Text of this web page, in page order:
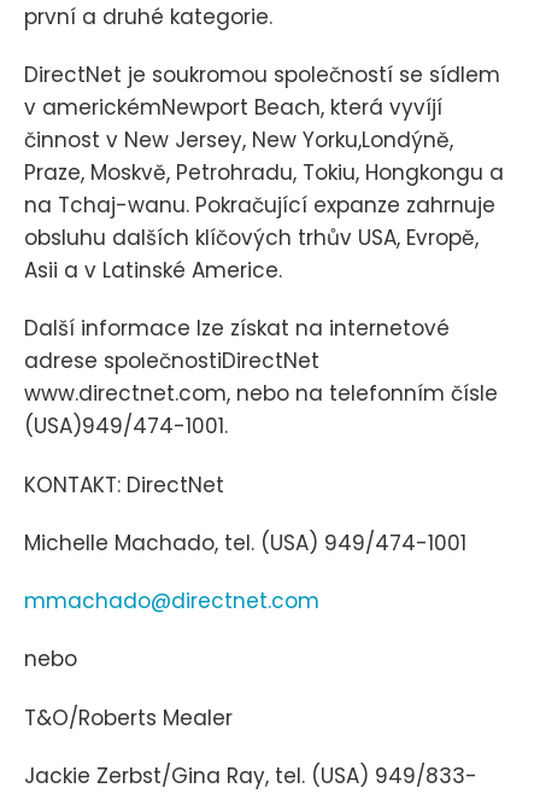
první a druhé kategorie.
DirectNet je soukromou společností se sídlem
v americkémNewport Beach, která vyvíjí
činnost v New Jersey, New Yorku,Londýně,
Praze, Moskvě, Petrohradu, Tokiu, Hongkongu a
na Tchaj-wanu. Pokračující expanze zahrnuje
obsluhu dalších klíčových trhův USA, Evropě,
Asii a v Latinské Americe.
Další informace lze získat na internetové
adrese společnostiDirectNet
www.directnet.com, nebo na telefonním čísle
(USA)949/474-1001.
KONTAKT: DirectNet
Michelle Machado, tel. (USA) 949/474-1001
mmachado@directnet.com
nebo
T&O/Roberts Mealer
Jackie Zerbst/Gina Ray, tel. (USA) 949/833-